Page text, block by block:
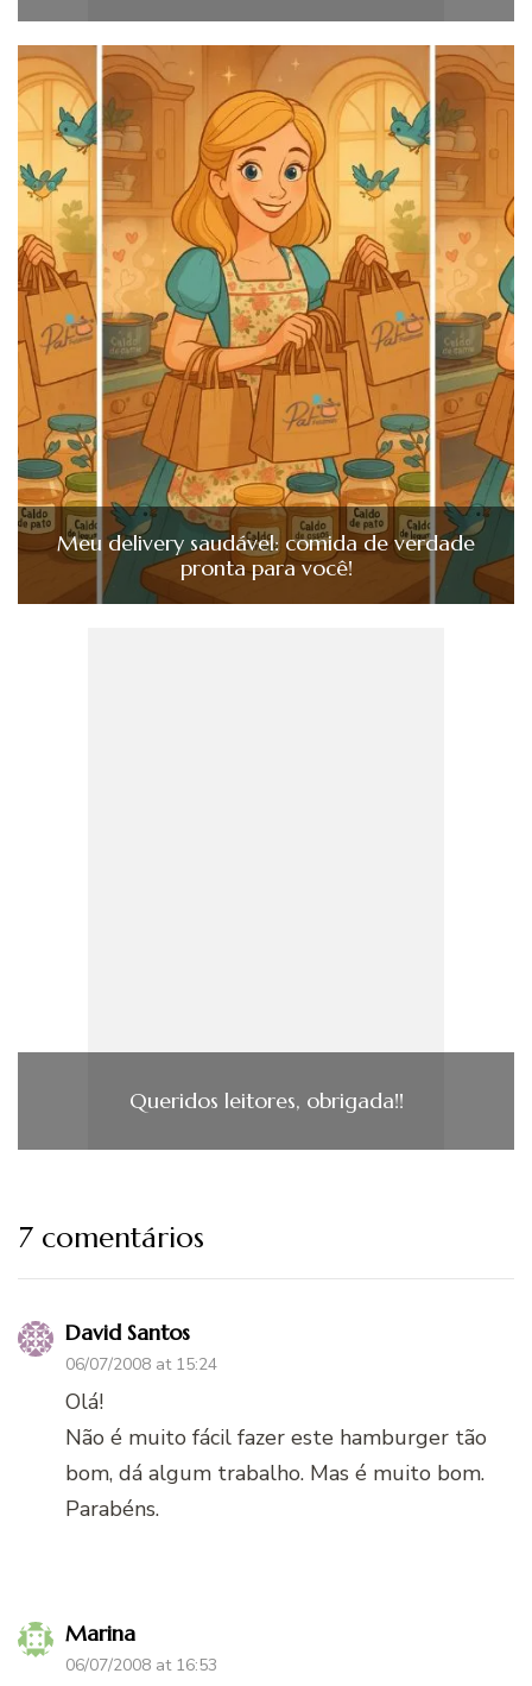
Meu delivery saudável: comida de verdade
pronta para você!
Queridos leitores, obrigada!!
7 comentários
David Santos
06/07/2008 at 15:24
Olá!
Não é muito fácil fazer este hamburger tão
bom, dá algum trabalho. Mas é muito bom.
Parabéns.
Marina
06/07/2008 at 16:53